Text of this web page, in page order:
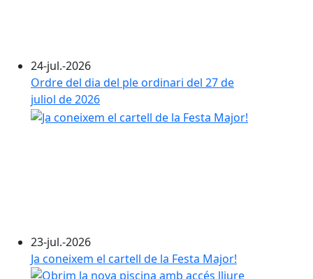
24-jul.-2026
Ordre del dia del ple ordinari del 27 de
juliol de 2026
23-jul.-2026
Ja coneixem el cartell de la Festa Major!